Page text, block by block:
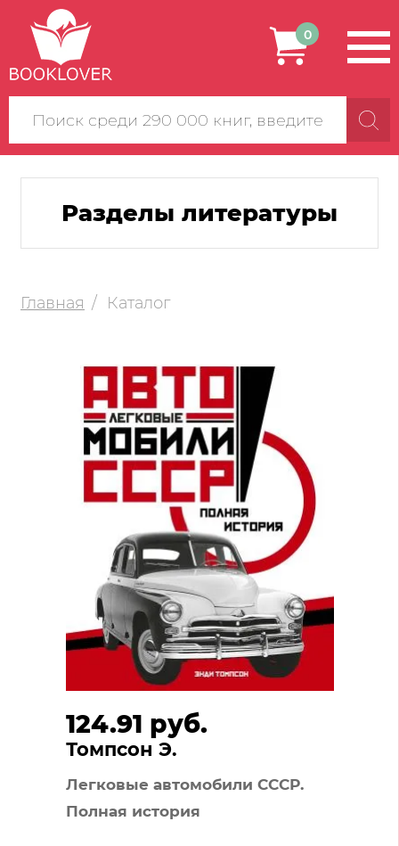
Поиск
по
сайту
0
Разделы литературы
Главная Каталог
124.91 руб.
Томпсон Э.
Легковые автомобили СССР.
Полная история